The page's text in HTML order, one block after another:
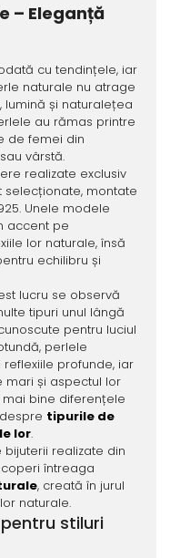
– Eleganță
cu tendințele, iar
naturale nu atrage
lumină și naturalețea
au rămas printre
de femei din
vârstă.
realizate exclusiv
montate
Unele modele
accent pe
lor naturale, însă
echilibru și
lucru se observă
tipuri unul lângă
pentru luciul
perlele
profunde, iar
mari și aspectul lor
bine diferențele
tipurile de
lor.
realizate din
întreaga
, creată în jurul
naturale.
stiluri